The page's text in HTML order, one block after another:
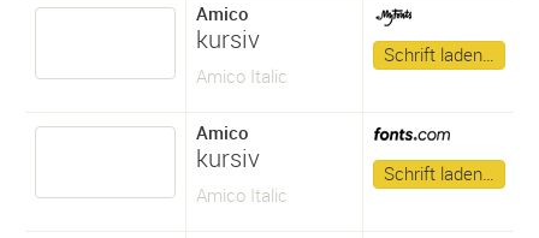
Amico
kursiv
Amico Italic
Schrift laden…
Amico
kursiv
Amico Italic
Schrift laden…